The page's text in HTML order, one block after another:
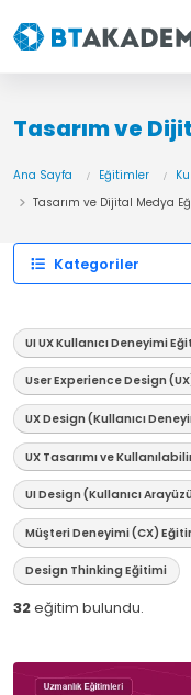
Tasarım ve
Ana Sayfa Eğitimler
Tasarım ve Dijital Medya
Kategoriler
UI UX Kullanıcı Deneyimi
User Experience Design
UX Design (Kullanıcı
UX Tasarımı ve
UI Design (Kullanıcı
Müşteri Deneyimi (CX)
Design Thinking Eğitimi
32eğitim bulundu.